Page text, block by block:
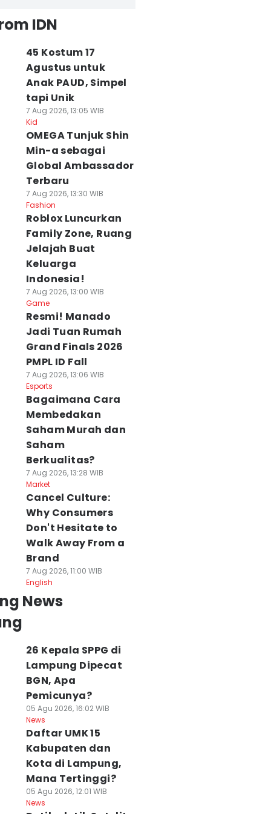
IDN
45 Kostum 17
Agustus untuk
Anak PAUD, Simpel
tapi Unik
7 Aug 2026, 13:05 WIB
Kid
OMEGA Tunjuk Shin
Min-a sebagai
Global Ambassador
Terbaru
7 Aug 2026, 13:30 WIB
Fashion
Roblox Luncurkan
Family Zone, Ruang
Jelajah Buat
Keluarga
Indonesia!
7 Aug 2026, 13:00 WIB
Game
Resmi! Manado
Jadi Tuan Rumah
Grand Finals 2026
PMPL ID Fall
7 Aug 2026, 13:06 WIB
Esports
Bagaimana Cara
Membedakan
Saham Murah dan
Saham
Berkualitas?
7 Aug 2026, 13:28 WIB
Market
Cancel Culture:
Why Consumers
Don't Hesitate to
Walk Away From a
Brand
7 Aug 2026, 11:00 WIB
English
News
26 Kepala SPPG di
Lampung Dipecat
BGN, Apa
Pemicunya?
05 Agu 2026, 16:02 WIB
News
Daftar UMK 15
Kabupaten dan
Kota di Lampung,
Mana Tertinggi?
05 Agu 2026, 12:01 WIB
News